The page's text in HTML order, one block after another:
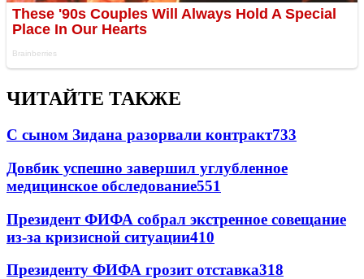
ЧИТАЙТЕ ТАКЖЕ
С сыном Зидана разорвали контракт733
Довбик успешно завершил углубленное
медицинское обследование551
Президент ФИФА собрал экстренное совещание
из-за кризисной ситуации410
Президенту ФИФА грозит отставка318